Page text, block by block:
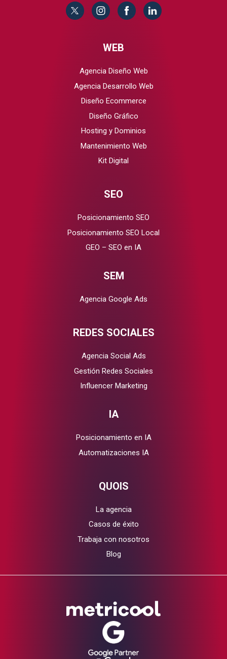
WEB
Agencia Diseño Web
Agencia Desarrollo Web
Diseño Ecommerce
Diseño Gráfico
Hosting y Dominios
Mantenimiento Web
Kit Digital
SEO
Posicionamiento SEO
Posicionamiento SEO Local
GEO – SEO en IA
SEM
Agencia Google Ads
REDES SOCIALES
Agencia Social Ads
Gestión Redes Sociales
Influencer Marketing
IA
Posicionamiento en IA
Automatizaciones IA
QUOIS
La agencia
Casos de éxito
Trabaja con nosotros
Blog